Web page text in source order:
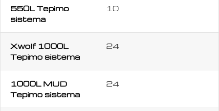
Užduokite klausimą
Jūsų
Jūsų
el.
paštas
550L Tepimo
sistema
10
Xwolf 1000L
Tepimo sistema
24
1000L MUD
Tepimo sistema
24